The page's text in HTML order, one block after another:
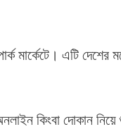
মার্কেটে। এটি দেশের
কিংবা দোকান